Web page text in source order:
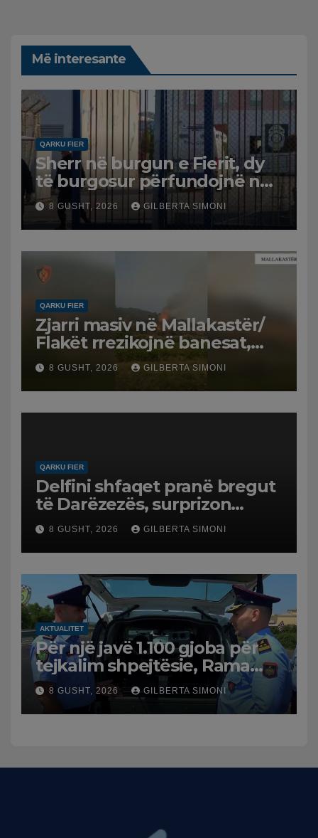
Më interesante
QARKU FIER
Sherr në burgun e Fierit, dy
të burgosur përfundojnë në
spital
8 GUSHT, 2026 GILBERTA SIMONI
QARKU FIER
Zjarri masiv në Mallakastër/
Flakët rrezikojnë banesat,
Policia evakuon disa familje
në Koilac
8 GUSHT, 2026 GILBERTA SIMONI
QARKU FIER
Delfini shfaqet pranë bregut
të Darëzezës, surprizon
pushuesit dhe banorët
8 GUSHT, 2026 GILBERTA SIMONI
AKTUALITET
Për një javë 1.100 gjoba për
tejkalim shpejtësie, Rama
publikon videon: Kamerat e
trafikut së shpejti në
funksion
8 GUSHT, 2026 GILBERTA SIMONI